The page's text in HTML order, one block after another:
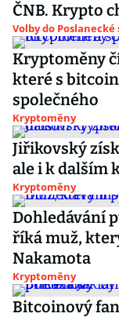
ČNB. Krypto
Volby do
Kryptoměny
které s
společného
Kryptoměny
Jiřikovský
ale i k dalším
Kryptoměny
Dohledávání
říká muž,
Nakamota
Kryptoměny
Bitcoinový